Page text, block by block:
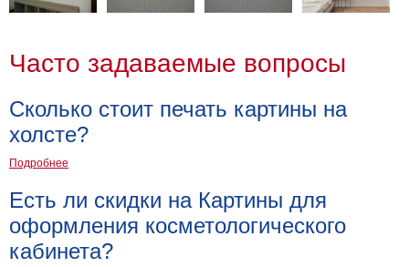
В
Игровые
В
Цветы
Рок
В
спальню
Природа
Мерилин
Часто задаваемые вопросы
Сколько стоит печать картины на
холсте?
Подробнее
Есть ли скидки на Картины для
оформления косметологического
кабинета?